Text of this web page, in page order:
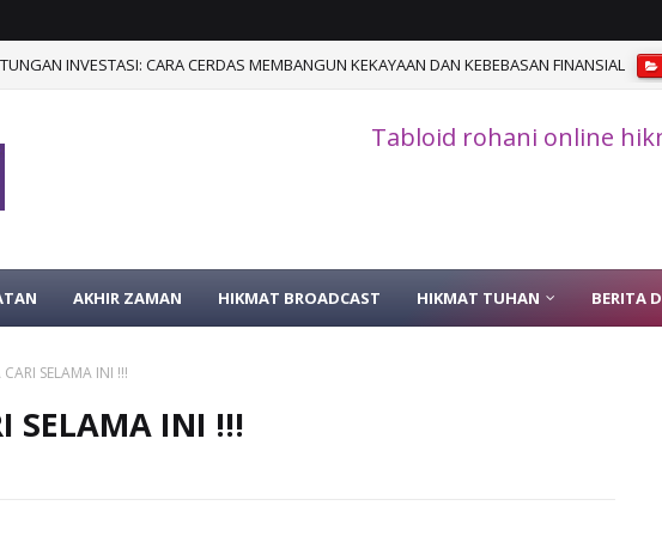
INVESTASI: CARA CERDAS MEMBANGUN KEKAYAAN DAN KEBEBASAN FINANSIAL
Tabloid rohani online
AKHIR ZAMAN HIKMAT BROADCAST HIKMAT TUHAN BERITA
SELAMA INI !!!
SELAMA INI !!!